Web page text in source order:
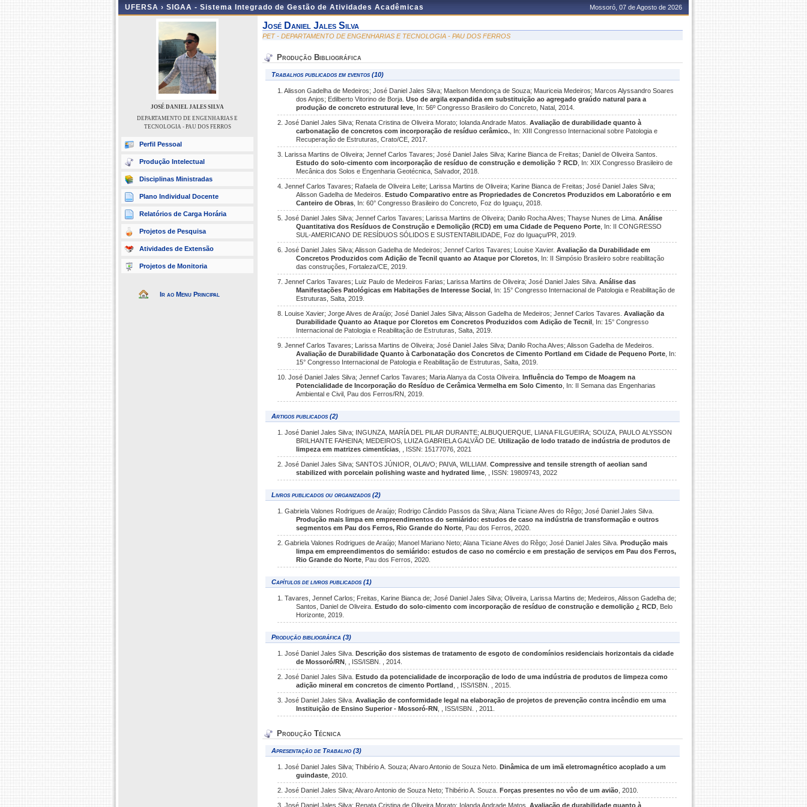
UFERSA › SIGAA - Sistema Integrado de Gestão de Atividades Acadêmicas Mossoró, 07 de Agosto de 2026
JOSÉ DANIEL JALES SILVA
DEPARTAMENTO DE ENGENHARIAS E
TECNOLOGIA - PAU DOS FERROS
Perfil Pessoal
Produção Intelectual
Disciplinas Ministradas
Plano Individual Docente
Relatórios de Carga Horária
Projetos de Pesquisa
Atividades de Extensão
Projetos de Monitoria
Ir ao Menu Principal
José Daniel Jales Silva
PET - DEPARTAMENTO DE ENGENHARIAS E TECNOLOGIA - PAU DOS FERROS
Produção Bibliográfica
Trabalhos publicados em eventos (10)
1. Alisson Gadelha de Medeiros; José Daniel Jales Silva; Maelson Mendonça de Souza; Mauriceia Medeiros; Marcos Alyssandro Soares
dos Anjos; Edilberto Vitorino de Borja.Uso de argila expandida em substituição ao agregado graúdo natural para a
produção de concreto estrutural leve , In: 56º Congresso Brasileiro do Concreto, Natal, 2014.
2. José Daniel Jales Silva; Renata Cristina de Oliveira Morato; Iolanda Andrade Matos. Avaliação de durabilidade quanto à
carbonatação de concretos com incorporação de resíduo cerâmico. , In: XIII Congresso Internacional sobre Patologia e
Recuperação de Estruturas, Crato/CE, 2017.
3. Larissa Martins de Oliveira; Jennef Carlos Tavares; José Daniel Jales Silva; Karine Bianca de Freitas; Daniel de Oliveira Santos.
Estudo do solo-cimento com incorporação de resíduo de construção e demolição ? RCD , In: XIX Congresso Brasileiro de
Mecânica dos Solos e Engenharia Geotécnica, Salvador, 2018.
4. Jennef Carlos Tavares; Rafaela de Oliveira Leite; Larissa Martins de Oliveira; Karine Bianca de Freitas; José Daniel Jales Silva;
Alisson Gadelha de Medeiros.Estudo Comparativo entre as Propriedades de Concretos Produzidos em Laboratório e em
Canteiro de Obras , In: 60° Congresso Brasileiro do Concreto, Foz do Iguaçu, 2018.
5. José Daniel Jales Silva; Jennef Carlos Tavares; Larissa Martins de Oliveira; Danilo Rocha Alves; Thayse Nunes de Lima. Análise
Quantitativa dos Resíduos de Construção e Demolição (RCD) em uma Cidade de Pequeno Porte , In: II CONGRESSO
SUL-AMERICANO DE RESÍDUOS SÓLIDOS E SUSTENTABILIDADE, Foz do Iguaçu/PR, 2019.
6. José Daniel Jales Silva; Alisson Gadelha de Medeiros; Jennef Carlos Tavares; Louise Xavier. Avaliação da Durabilidade em
Concretos Produzidos com Adição de Tecnil quanto ao Ataque por Cloretos , In: II Simpósio Brasileiro sobre reabilitação
das construções, Fortaleza/CE, 2019.
7. Jennef Carlos Tavares; Luiz Paulo de Medeiros Farias; Larissa Martins de Oliveira; José Daniel Jales Silva. Análise das
Manifestações Patológicas em Habitações de Interesse Social , In: 15° Congresso Internacional de Patologia e Reabilitação de
Estruturas, Salta, 2019.
8. Louise Xavier; Jorge Alves de Araújo; José Daniel Jales Silva; Alisson Gadelha de Medeiros; Jennef Carlos Tavares. Avaliação da
Durabilidade Quanto ao Ataque por Cloretos em Concretos Produzidos com Adição de Tecnil , In: 15° Congresso
Internacional de Patologia e Reabilitação de Estruturas, Salta, 2019.
9. Jennef Carlos Tavares; Larissa Martins de Oliveira; José Daniel Jales Silva; Danilo Rocha Alves; Alisson Gadelha de Medeiros.
Avaliação de Durabilidade Quanto à Carbonatação dos Concretos de Cimento Portland em Cidade de Pequeno Porte , In:
15° Congresso Internacional de Patologia e Reabilitação de Estruturas, Salta, 2019.
10. José Daniel Jales Silva; Jennef Carlos Tavares; Maria Alanya da Costa Oliveira. Influência do Tempo de Moagem na
Potencialidade de Incorporação do Resíduo de Cerâmica Vermelha em Solo Cimento , In: II Semana das Engenharias
Ambiental e Civil, Pau dos Ferros/RN, 2019.
Artigos publicados (2)
1. José Daniel Jales Silva; INGUNZA, MARÍA DEL PILAR DURANTE; ALBUQUERQUE, LIANA FILGUEIRA; SOUZA, PAULO ALYSSON
BRILHANTE FAHEINA; MEDEIROS, LUIZA GABRIELA GALVÃO DE.Utilização de lodo tratado de indústria de produtos de
limpeza em matrizes cimentícias , , ISSN: 15177076, 2021
2. José Daniel Jales Silva; SANTOS JÚNIOR, OLAVO; PAIVA, WILLIAM. Compressive and tensile strength of aeolian sand
stabilized with porcelain polishing waste and hydrated lime , , ISSN: 19809743, 2022
Livros publicados ou organizados (2)
1. Gabriela Valones Rodrigues de Araújo; Rodrigo Cândido Passos da Silva; Alana Ticiane Alves do Rêgo; José Daniel Jales Silva.
Produção mais limpa em empreendimentos do semiárido: estudos de caso na indústria de transformação e outros
segmentos em Pau dos Ferros, Rio Grande do Norte , Pau dos Ferros, 2020.
2. Gabriela Valones Rodrigues de Araújo; Manoel Mariano Neto; Alana Ticiane Alves do Rêgo; José Daniel Jales Silva. Produção mais
limpa em empreendimentos do semiárido: estudos de caso no comércio e em prestação de serviços em Pau dos Ferros,
Rio Grande do Norte , Pau dos Ferros, 2020.
Capítulos de livros publicados (1)
1. Tavares, Jennef Carlos; Freitas, Karine Bianca de; José Daniel Jales Silva; Oliveira, Larissa Martins de; Medeiros, Alisson Gadelha de;
Santos, Daniel de Oliveira.Estudo do solo-cimento com incorporação de resíduo de construção e demolição ¿ RCD , Belo
Horizonte, 2019.
Produção bibliográfica (3)
1. José Daniel Jales Silva. Descrição dos sistemas de tratamento de esgoto de condomínios residenciais horizontais da cidade
de Mossoró/RN , , ISS/ISBN. , 2014.
2. José Daniel Jales Silva. Estudo da potencialidade de incorporação de lodo de uma indústria de produtos de limpeza como
adição mineral em concretos de cimento Portland
, , ISS/ISBN. , 2015.
3. José Daniel Jales Silva. Avaliação de conformidade legal na elaboração de projetos de prevenção contra incêndio em uma
Instituição de Ensino Superior - Mossoró-RN , , ISS/ISBN. , 2011.
Produção Técnica
Apresentação de Trabalho (3)
1. José Daniel Jales Silva; Thibério A. Souza; Alvaro Antonio de Souza Neto. Dinâmica de um imã eletromagnético acoplado a um
guindaste , 2010.
2. José Daniel Jales Silva; Alvaro Antonio de Souza Neto; Thibério A. Souza. Forças presentes no vôo de um avião , 2010.
3. José Daniel Jales Silva; Renata Cristina de Oliveira Morato; Iolanda Andrade Matos. Avaliação de durabilidade quanto à